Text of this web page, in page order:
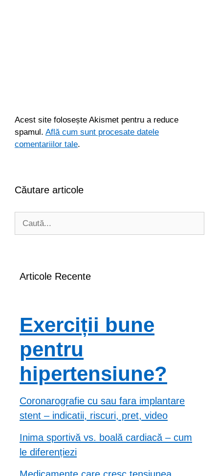
Acest site folosește Akismet pentru a reduce
spamul. Află cum sunt procesate datele
comentariilor tale.
Căutare articole
Articole Recente
Exerciții bune
pentru
hipertensiune?
Coronarografie cu sau fara implantare
stent – indicatii, riscuri, pret, video
Inima sportivă vs. boală cardiacă – cum
le diferențiezi